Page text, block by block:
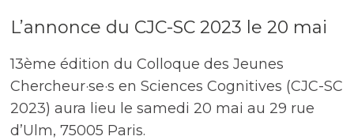
L’annonce du CJC-SC 2023 le 20 mai
13ème édition du Colloque des Jeunes
Chercheur·se·s en Sciences Cognitives (CJC-SC
2023) aura lieu le samedi 20 mai au 29 rue
d’Ulm, 75005 Paris.